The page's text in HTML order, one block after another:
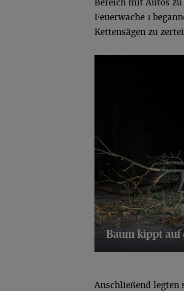
Bereich mit Autos
Feuerwache 1
Kettensägen zu
Baum kippt auf
Anschließend legten